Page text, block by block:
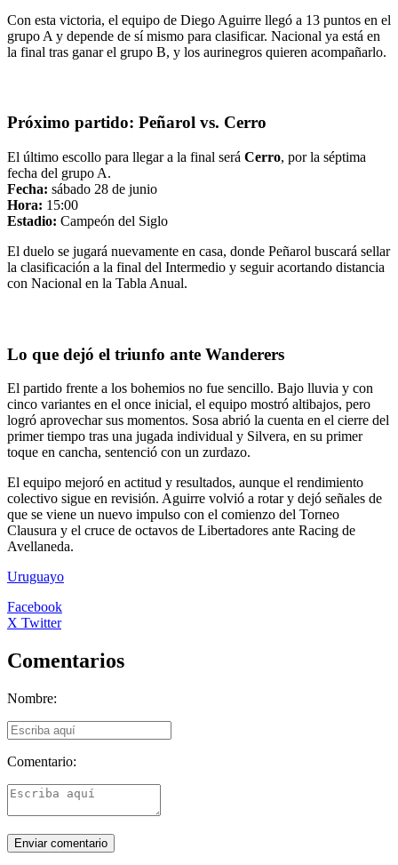
Con esta victoria, el equipo de Diego Aguirre llegó a 13 puntos en el
grupo A y depende de sí mismo para clasificar. Nacional ya está en
la final tras ganar el grupo B, y los aurinegros quieren acompañarlo.
Próximo partido: Peñarol vs. Cerro
El último escollo para llegar a la final será Cerro, por la séptima
fecha del grupo A.
Fecha: sábado 28 de junio
Hora: 15:00
Estadio: Campeón del Siglo
El duelo se jugará nuevamente en casa, donde Peñarol buscará sellar
la clasificación a la final del Intermedio y seguir acortando distancia
con Nacional en la Tabla Anual.
Lo que dejó el triunfo ante Wanderers
El partido frente a los bohemios no fue sencillo. Bajo lluvia y con
cinco variantes en el once inicial, el equipo mostró altibajos, pero
logró aprovechar sus momentos. Sosa abrió la cuenta en el cierre del
primer tiempo tras una jugada individual y Silvera, en su primer
toque en cancha, sentenció con un zurdazo.
El equipo mejoró en actitud y resultados, aunque el rendimiento
colectivo sigue en revisión. Aguirre volvió a rotar y dejó señales de
que se viene un nuevo impulso con el comienzo del Torneo
Clausura y el cruce de octavos de Libertadores ante Racing de
Avellaneda.
Uruguayo
Facebook
X Twitter
Comentarios
Nombre:
Comentario: